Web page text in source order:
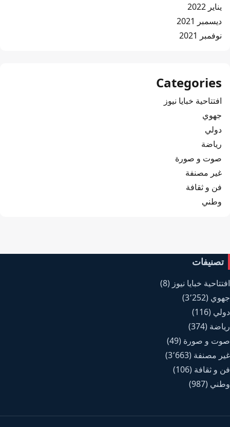
يناير 2022
ديسمبر 2021
نوفمبر 2021
Categories
افتتاحية خبايا نيوز
جهوي
دولي
رياضة
صوت و صورة
غير مصنفة
فن و ثقافة
وطني
تصنيفات
افتتاحية خبايا نيوز (8)
جهوي (3٬252)
دولي (116)
رياضة (374)
صوت و صورة (49)
غير مصنفة (3٬663)
فن و ثقافة (106)
وطني (987)